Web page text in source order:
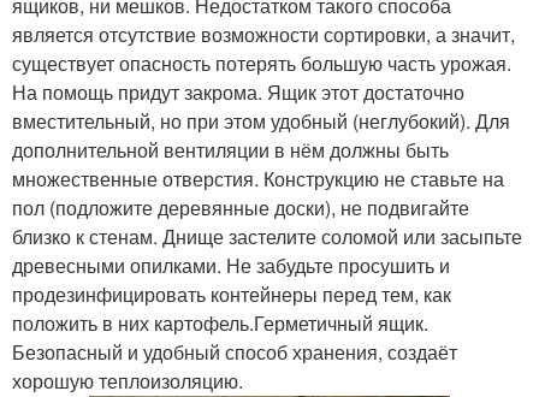
ящиков, ни мешков. Недостатком такого способа
является отсутствие возможности сортировки, а значит,
существует опасность потерять большую часть урожая.
На помощь придут закрома. Ящик этот достаточно
вместительный, но при этом удобный (неглубокий). Для
дополнительной вентиляции в нём должны быть
множественные отверстия. Конструкцию не ставьте на
пол (подложите деревянные доски), не подвигайте
близко к стенам. Днище застелите соломой или засыпьте
древесными опилками. Не забудьте просушить и
продезинфицировать контейнеры перед тем, как
положить в них картофель.Герметичный ящик.
Безопасный и удобный способ хранения, создаёт
хорошую теплоизоляцию.